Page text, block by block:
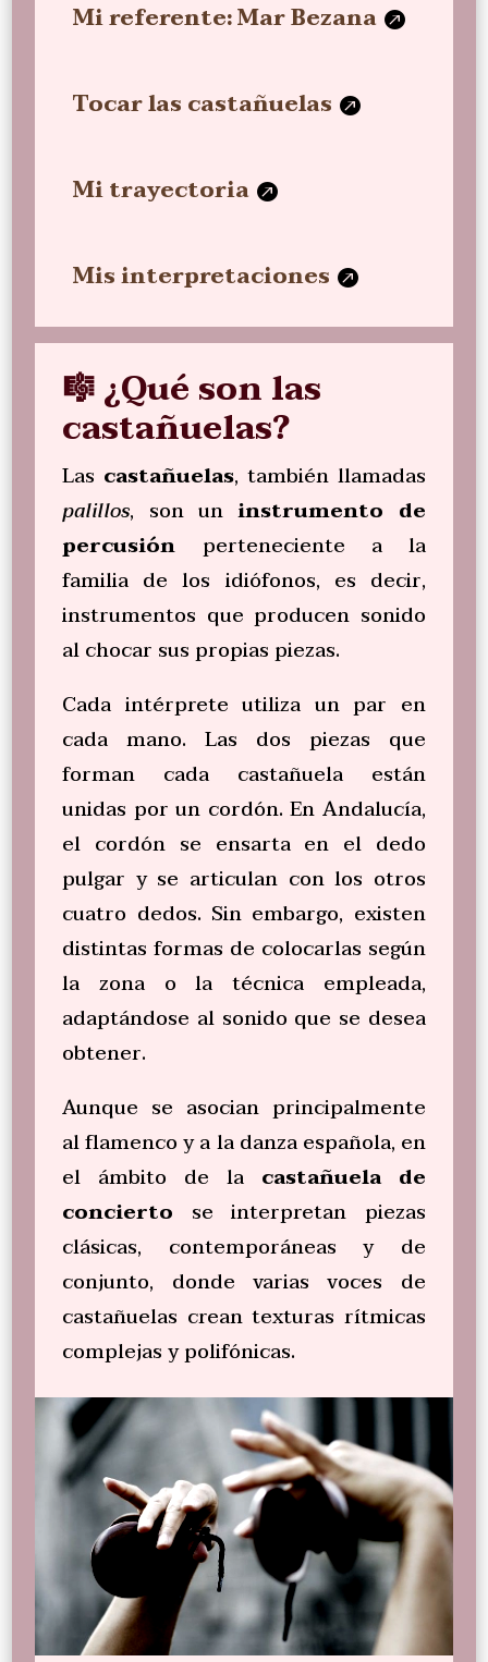
Mi referente: Mar Bezana
Tocar las castañuelas
Mi trayectoria
Mis interpretaciones
🎼 ¿Qué son las
castañuelas?
Las castañuelas, también llamadas
palillos, son uninstrumento de
percusión perteneciente a la
familia de los idiófonos, es decir,
instrumentos que producen sonido
al chocar sus propias piezas.
Cada intérprete utiliza un par en
cada mano. Las dos piezas que
forman cada castañuela están
unidas por un cordón. En Andalucía,
el cordón se ensarta en el dedo
pulgar y se articulan con los otros
cuatro dedos. Sin embargo, existen
distintas formas de colocarlas según
la zona o la técnica empleada,
adaptándose al sonido que se desea
obtener.
Aunque se asocian principalmente
al flamenco y a la danza española, en
el ámbito de la castañuela de
concierto se interpretan piezas
clásicas, contemporáneas y de
conjunto, donde varias voces de
castañuelas crean texturas rítmicas
complejas y polifónicas.